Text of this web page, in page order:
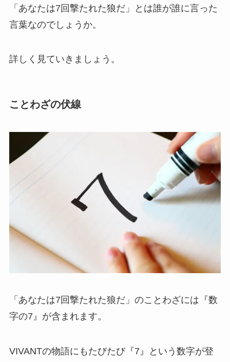
「あなたは7回撃たれた狼だ」とは誰が誰に言った
言葉なのでしょうか。
詳しく見ていきましょう。
ことわざの伏線
「あなたは7回撃たれた狼だ」のことわざには『数
字の7』が含まれます。
VIVANTの物語にもたびたび『7』という数字が登